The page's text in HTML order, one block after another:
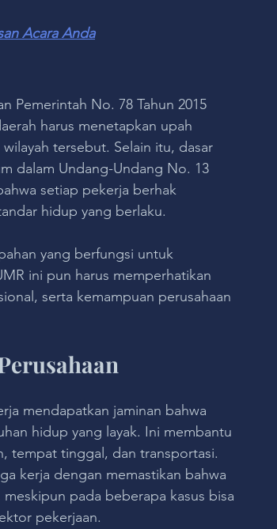
Acara Anda
Pemerintah No. 78 Tahun 2015
harus menetapkan upah
tersebut. Selain itu, dasar
dalam Undang-Undang No. 13
setiap pekerja berhak
hidup yang berlaku.
yang berfungsi untuk
ini pun harus memperhatikan
serta kemampuan perusahaan
mendapatkan jaminan bahwa
hidup yang layak. Ini membantu
tempat tinggal, dan transportasi.
kerja dengan memastikan bahwa
pada beberapa kasus bisa
pekerjaan.